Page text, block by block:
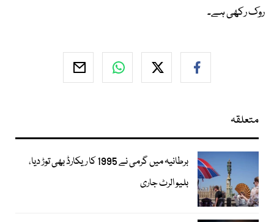
روک رکھی ہے۔
متعلقہ
برطانیہ میں گرمی نے 1995 کا ریکارڈ بھی توڑ دیا،
بلیو الرٹ جاری